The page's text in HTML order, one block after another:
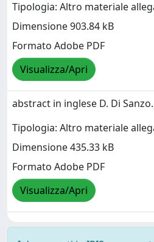
Tipologia: Altro materiale
Dimensione 903.84 kB
Formato Adobe PDF
Visualizza/Apri
abstract in inglese D. Di
Tipologia: Altro materiale
Dimensione 435.33 kB
Formato Adobe PDF
Visualizza/Apri